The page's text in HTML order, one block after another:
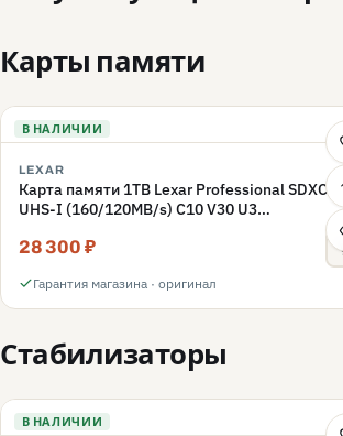
Карты памяти
В НАЛИЧИИ
LEXAR
Карта памяти 1TB Lexar Professional SDXC
UHS-I (160/120MB/s) C10 V30 U3
28 300 ₽
Гарантия магазина · оригинал
Стабилизаторы
В НАЛИЧИИ